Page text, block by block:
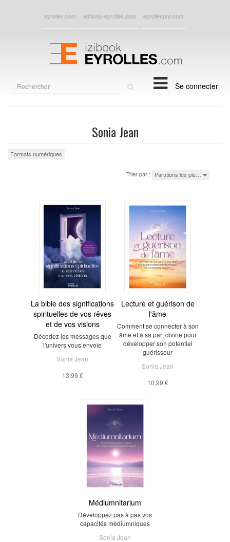
eyrolles.com editions-eyrolles.com eyrollespro.com
Se connecter
Sonia Jean
Formats numériques
Trier par : Parutions les plu…
La bible des significations
spirituelles de vos rêves
et de vos visions
Décodez les messages que
l'univers vous envoie
Sonia Jean
13,99 €
Lecture et guérison de
l'âme
Comment se connecter à son
âme et à sa part divine pour
développer son potentiel
guérisseur
Sonia Jean
10,99 €
Médiumnitarium
Développez pas à pas vos
capacités médiumniques
Sonia Jean